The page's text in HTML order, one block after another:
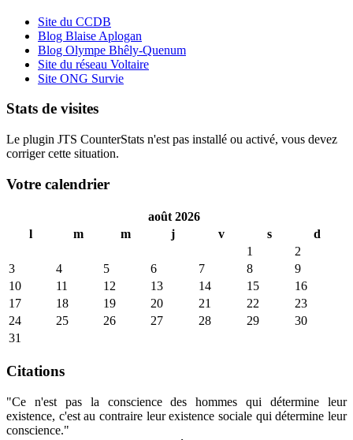
Site du CCDB
Blog Blaise Aplogan
Blog Olympe Bhêly-Quenum
Site du réseau Voltaire
Site ONG Survie
Stats de visites
Le plugin JTS CounterStats n'est pas installé ou activé, vous devez
corriger cette situation.
Votre calendrier
août 2026
l
m m j v s
d
1
2
3
4 5 6 7 8
9
10
11 12 13 14 15
16
17
18 19 20 21 22
23
24
25 26 27 28 29
30
31
Citations
"Ce n'est pas la conscience des hommes qui détermine leur
existence, c'est au contraire leur existence sociale qui détermine leur
conscience."